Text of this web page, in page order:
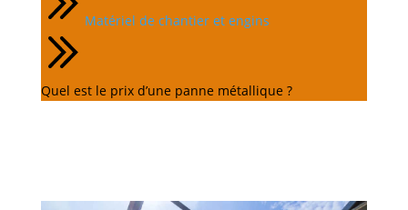
Matériel de chantier et engins
Quel est le prix d’une panne métallique ?